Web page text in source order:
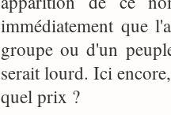
immédiatement que
groupe ou d'un
serait lourd. Ici
quel prix ?